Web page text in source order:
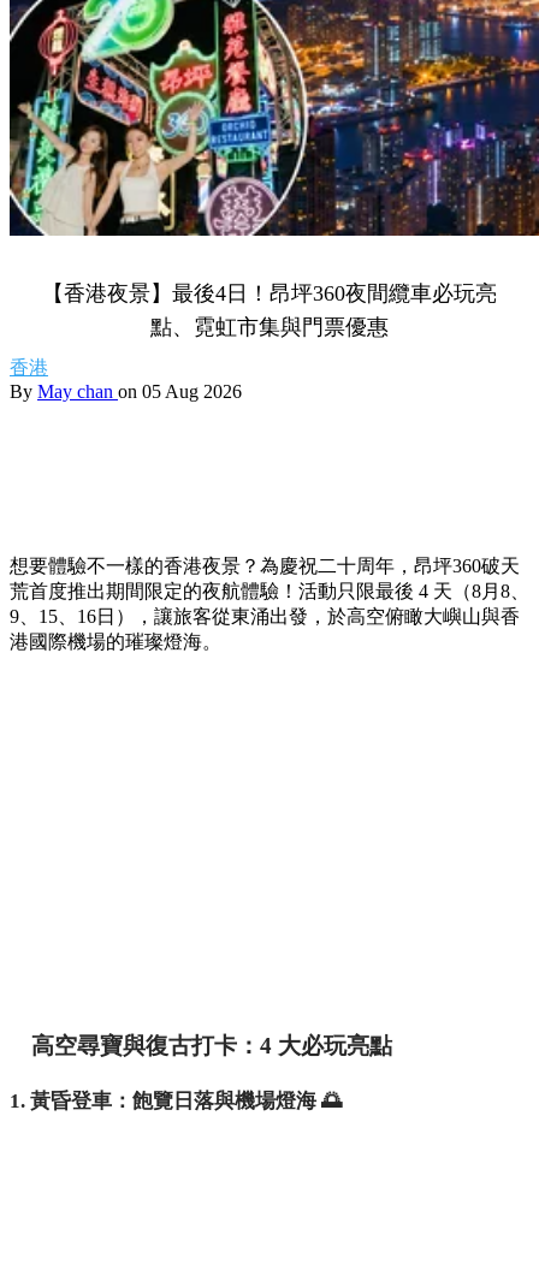
【香港夜景】最後4日！昂坪360夜間纜車必玩亮
點、霓虹市集與門票優惠
香港
By May chan on 05 Aug 2026
想要體驗不一樣的香港夜景？為慶祝二十周年，昂坪360破天
荒首度推出期間限定的夜航體驗！活動只限最後 4 天（8月8、
9、15、16日），讓旅客從東涌出發，於高空俯瞰大嶼山與香
港國際機場的璀璨燈海。
高空尋寶與復古打卡：4 大必玩亮點
1. 黃昏登車：飽覽日落與機場燈海 🌅